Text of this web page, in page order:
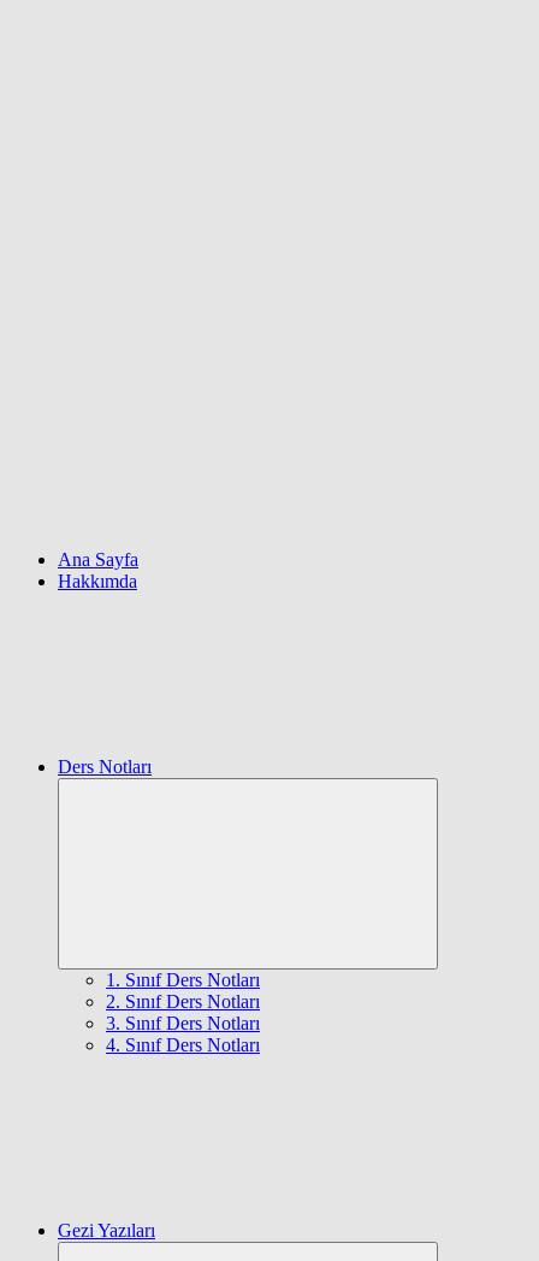
Ana Sayfa
Hakkımda
Ders Notları
1. Sınıf Ders Notları
2. Sınıf Ders Notları
3. Sınıf Ders Notları
4. Sınıf Ders Notları
Gezi Yazıları